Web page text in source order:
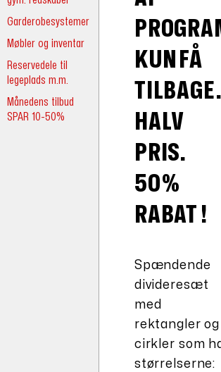
Garderobesystemer
Møbler og inventar
Reservedele til
legeplads m.m.
Månedens tilbud
SPAR 10-50%
KUN FÅ
TILBAGE.
HALV
PRIS.
50%
RABAT !
Spændende
divideresæt
med
rektangler og
cirkler som
størrelserne: